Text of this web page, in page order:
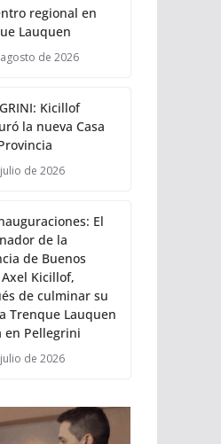
regional en
Lauquen
de 2026
Kicillof
la nueva Casa
de 2026
El
de la
de Buenos
Kicillof,
de culminar su
Trenque Lauquen
en Pellegrini
de 2026